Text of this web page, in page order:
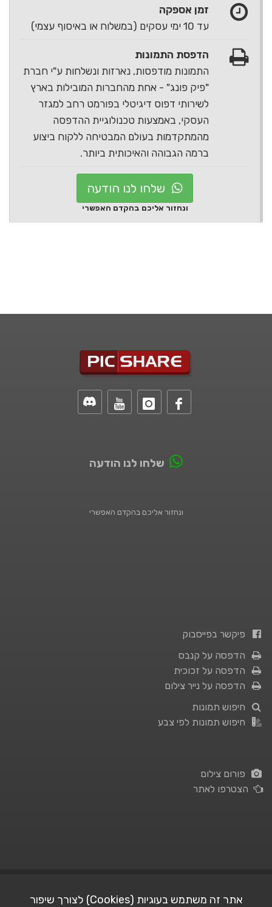
זמן אספקה
עד 10 ימי עסקים (במשלוח או באיסוף עצמי)
הדפסת התמונות
התמונות מודפסות, נארזות ונשלחות ע"י חברת
"פיק פונג" - אחת מהחברות המובילות בארץ
לשירותי דפוס דיגיטלי בפורמט רחב למגזר
העסקי, באמצעות טכנולוגיית ההדפסה
מהמתקדמות בעולם המבטיחה ללקוח ביצוע
ברמה הגבוהה והאיכותית ביותר.
שלחו לנו הודעה
ונחזור אליכם בהקדם האפשרי
שלחו לנו הודעה
ונחזור אליכם בהקדם האפשרי
פיקשר בפייסבוק
הדפסה על קנבס
הדפסה על זכוכית
הדפסה על נייר צילום
חיפוש תמונות
חיפוש תמונות לפי צבע
פורום צילום
הצטרפו לאתר
אתר זה משתמש בעוגיות (Cookies) לצורך שיפור